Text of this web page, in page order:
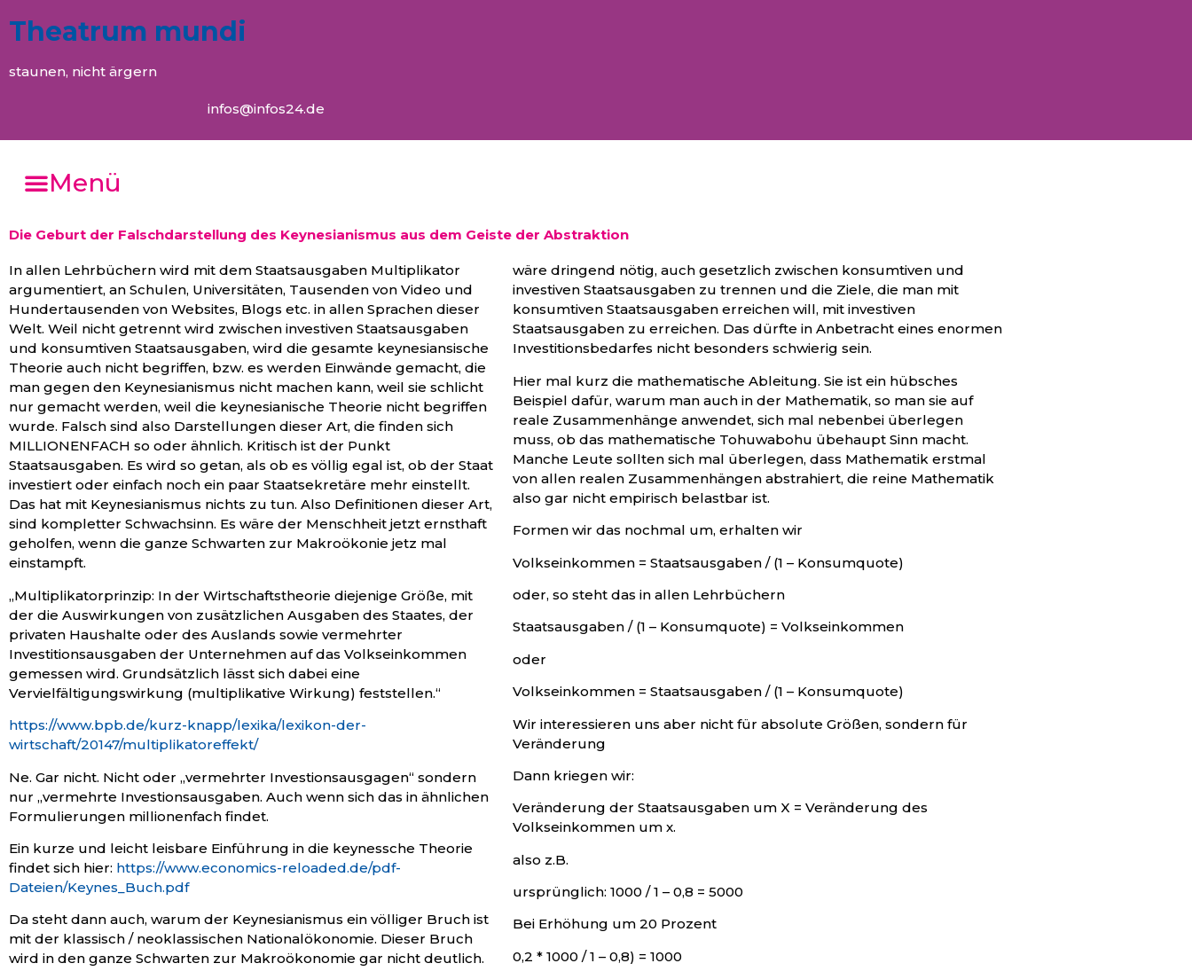
Theatrum mundi
staunen, nicht ärgern
infos@infos24.de
Menü
Die Geburt der Falschdarstellung des Keynesianismus aus dem Geiste der Abstraktion
In allen Lehrbüchern wird mit dem Staatsausgaben Multiplikator
argumentiert, an Schulen, Universitäten, Tausenden von Video und
Hundertausenden von Websites, Blogs etc. in allen Sprachen dieser
Welt. Weil nicht getrennt wird zwischen investiven Staatsausgaben
und konsumtiven Staatsausgaben, wird die gesamte keynesiansische
Theorie auch nicht begriffen, bzw. es werden Einwände gemacht, die
man gegen den Keynesianismus nicht machen kann, weil sie schlicht
nur gemacht werden, weil die keynesianische Theorie nicht begriffen
wurde. Falsch sind also Darstellungen dieser Art, die finden sich
MILLIONENFACH so oder ähnlich. Kritisch ist der Punkt
Staatsausgaben. Es wird so getan, als ob es völlig egal ist, ob der Staat
investiert oder einfach noch ein paar Staatsekretäre mehr einstellt.
Das hat mit Keynesianismus nichts zu tun. Also Definitionen dieser Art,
sind kompletter Schwachsinn. Es wäre der Menschheit jetzt ernsthaft
geholfen, wenn die ganze Schwarten zur Makroökonie jetz mal
einstampft.
„Multiplikatorprinzip: In der Wirtschaftstheorie diejenige Größe, mit
der die Auswirkungen von zusätzlichen Ausgaben des Staates, der
privaten Haushalte oder des Auslands sowie vermehrter
Investitionsausgaben der Unternehmen auf das Volkseinkommen
gemessen wird. Grundsätzlich lässt sich dabei eine
Vervielfältigungswirkung (multiplikative Wirkung) feststellen.“
https://www.bpb.de/kurz-knapp/lexika/lexikon-der-
wirtschaft/20147/multiplikatoreffekt/
Ne. Gar nicht. Nicht oder „vermehrter Investionsausgagen“ sondern
nur „vermehrte Investionsausgaben. Auch wenn sich das in ähnlichen
Formulierungen millionenfach findet.
Ein kurze und leicht leisbare Einführung in die keynessche Theorie
findet sich hier: https://www.economics-reloaded.de/pdf-
Dateien/Keynes_Buch.pdf
Da steht dann auch, warum der Keynesianismus ein völliger Bruch ist
mit der klassisch / neoklassischen Nationalökonomie. Dieser Bruch
wird in den ganze Schwarten zur Makroökonomie gar nicht deutlich.
wäre dringend nötig, auch gesetzlich zwischen konsumtiven und
investiven Staatsausgaben zu trennen und die Ziele, die man mit
konsumtiven Staatsausgaben erreichen will, mit investiven
Staatsausgaben zu erreichen. Das dürfte in Anbetracht eines enormen
Investitionsbedarfes nicht besonders schwierig sein.
Hier mal kurz die mathematische Ableitung. Sie ist ein hübsches
Beispiel dafür, warum man auch in der Mathematik, so man sie auf
reale Zusammenhänge anwendet, sich mal nebenbei überlegen
muss, ob das mathematische Tohuwabohu übehaupt Sinn macht.
Manche Leute sollten sich mal überlegen, dass Mathematik erstmal
von allen realen Zusammenhängen abstrahiert, die reine Mathematik
also gar nicht empirisch belastbar ist.
Formen wir das nochmal um, erhalten wir
Volkseinkommen = Staatsausgaben / (1 – Konsumquote)
oder, so steht das in allen Lehrbüchern
Staatsausgaben / (1 – Konsumquote) = Volkseinkommen
oder
Volkseinkommen = Staatsausgaben / (1 – Konsumquote)
Wir interessieren uns aber nicht für absolute Größen, sondern für
Veränderung
Dann kriegen wir:
Veränderung der Staatsausgaben um X = Veränderung des
Volkseinkommen um x.
also z.B.
ursprünglich: 1000 / 1 – 0,8 = 5000
Bei Erhöhung um 20 Prozent
0,2 * 1000 / 1 – 0,8) = 1000